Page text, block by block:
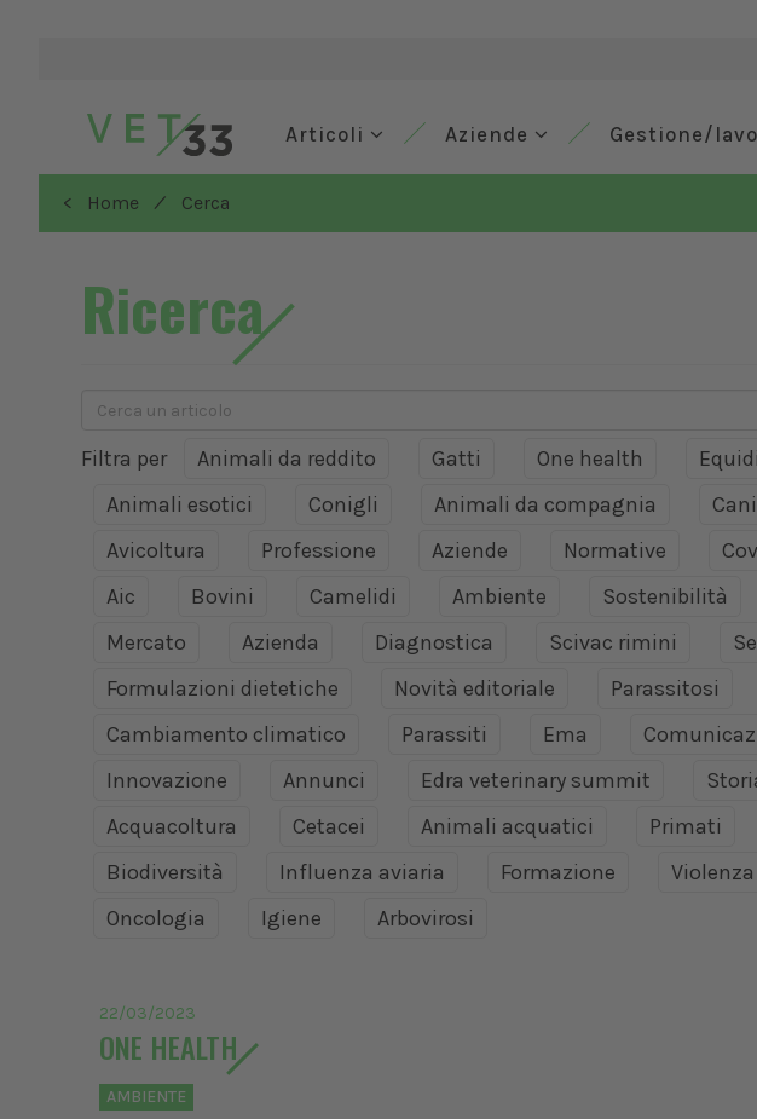
Articoli Aziende Gestione/
< Home / Cerca
Ricerca
Filtra per Animali da reddito Gatti One health Equidi
Animali esotici
Conigli Animali da compagnia Cani
Avicoltura
Professione Aziende Normative
Aic
Bovini Camelidi Ambiente Sostenibilità
Mercato
Azienda Diagnostica Scivac rimini
Formulazioni dietetiche
Novità editoriale Parassitosi
Cambiamento climatico
Parassiti Ema
Innovazione
Annunci Edra veterinary summit
Acquacoltura
Cetacei Animali acquatici Primati
Biodiversità
Influenza aviaria Formazione Violenza
Oncologia
Igiene Arbovirosi
22/03/2023
ONE HEALTH
AMBIENTE